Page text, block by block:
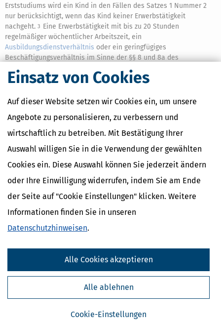
Einsatz von Cookies
Auf dieser Website setzen wir Cookies ein, um unsere
Angebote zu personalisieren, zu verbessern und
wirtschaftlich zu betreiben. Mit Bestätigung Ihrer
Auswahl willigen Sie in die Verwendung der gewählten
Cookies ein. Diese Auswahl können Sie jederzeit ändern
oder Ihre Einwilligung widerrufen, indem Sie am Ende
der Seite auf "Cookie Einstellungen" klicken. Weitere
Informationen finden Sie in unseren
Datenschutzhinweisen.
Cookie-Einstellungen
Alle ablehnen
Alle Cookies akzeptieren
Erststudiums wird ein Kind in den Fällen des Satzes 1 Nummer 2
nur berücksichtigt, wenn das Kind keiner Erwerbstätigkeit
nachgeht. 3 Eine Erwerbstätigkeit mit bis zu 20 Stunden
regelmäßiger wöchentlicher Arbeitszeit, ein
Ausbildungsdienstverhältnis oder ein geringfügiges
Beschäftigungsverhältnis im Sinne der §§ 8 und 8a des
Vierten Buches Sozialgesetzbuch sind unschädlich.
(3) 1 In den Fällen des Absatzes 2 Satz 1 Nummer 1 oder Nummer 2
1.
den gesetzlichen Grundwehrdienst oder Zivildienst
geleistet hat oder
2.
sich an Stelle des gesetzlichen Grundwehrdienstes
zum Wehrdienstverpflichtet hat oder
befreiende Tätigkeit als Entwicklungshelfer im Sinne des
§ 1 Absatz 1 des Entwicklungshelfer-Gesetzes ausgeübt
inländischen gesetzlichen Grundwehrdienstes, bei anerkannten
Kriegsdienstverweigerern für die Dauer des inländischen
gesetzlichen Zivildienstes über das 21. oder 25. Lebensjahr hinaus
einem Staat, auf den das Abkommen über den Europäischen